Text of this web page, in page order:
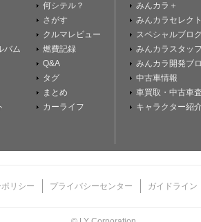
バム
何シテル？
さがす
クルマレビュー
燃費記録
Q&A
タグ
まとめ
カーライフ
みんカラ＋
みんカラセレクト
スペシャルブロ
みんカラスタッ
みんカラ開発ブ
中古車情報
車買取・中古車
キャラクター紹
リシー プライバシーセンター ガイドライン